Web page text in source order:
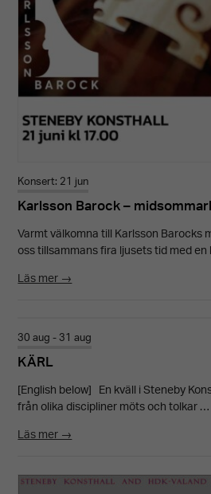
Konsert: 21 jun
Karlsson Barock –
Varmt välkomna till Karlsson Barocks
oss tillsammans fira ljusets tid med
Läs mer →
30 aug - 31 aug
KÄRL
[English below] En kväll i Steneby
från olika discipliner möts och tolkar …
Läs mer →